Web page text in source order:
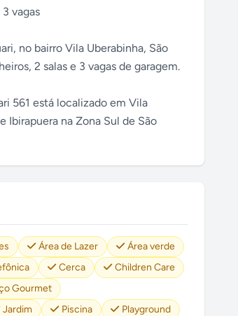
3 vagas
no bairro Vila Uberabinha, São
2 salas e 3 vagas de garagem.
561 está localizado em Vila
Ibirapuera na Zona Sul de São
Área de Lazer
Área verde
Cerca
Children Care
Gourmet
Jardim Piscina
Playground